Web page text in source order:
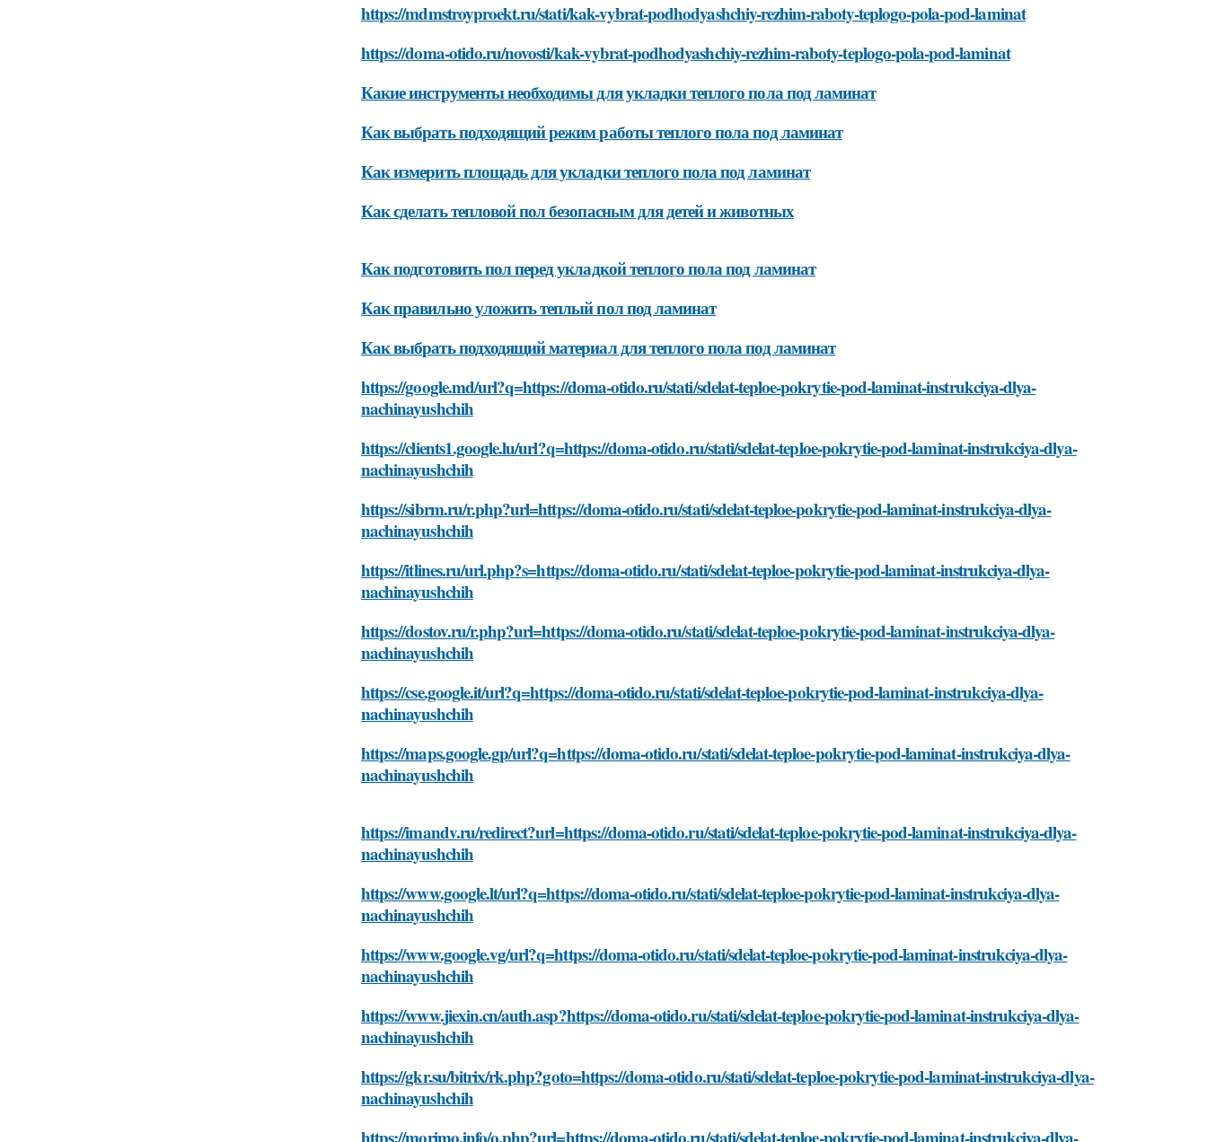
https://mdmstroyproekt.ru/stati/kak-vybrat-podhodyashchiy-rezhim-raboty-teplogo-pola-pod-laminat
https://doma-otido.ru/novosti/kak-vybrat-podhodyashchiy-rezhim-raboty-teplogo-pola-pod-laminat
Какие инструменты необходимы для укладки теплого пола под ламинат
Как выбрать подходящий режим работы теплого пола под ламинат
Как измерить площадь для укладки теплого пола под ламинат
Как сделать тепловой пол безопасным для детей и животных
Как подготовить пол перед укладкой теплого пола под ламинат
Как правильно уложить теплый пол под ламинат
Как выбрать подходящий материал для теплого пола под ламинат
https://google.md/url?q=https://doma-otido.ru/stati/sdelat-teploe-pokrytie-pod-laminat-instrukciya-dlya-
nachinayushchih
https://clients1.google.lu/url?q=https://doma-otido.ru/stati/sdelat-teploe-pokrytie-pod-laminat-instrukciya-dlya-
nachinayushchih
https://sibrm.ru/r.php?url=https://doma-otido.ru/stati/sdelat-teploe-pokrytie-pod-laminat-instrukciya-dlya-
nachinayushchih
https://itlines.ru/url.php?s=https://doma-otido.ru/stati/sdelat-teploe-pokrytie-pod-laminat-instrukciya-dlya-
nachinayushchih
https://dostov.ru/r.php?url=https://doma-otido.ru/stati/sdelat-teploe-pokrytie-pod-laminat-instrukciya-dlya-
nachinayushchih
https://cse.google.it/url?q=https://doma-otido.ru/stati/sdelat-teploe-pokrytie-pod-laminat-instrukciya-dlya-
nachinayushchih
https://maps.google.gp/url?q=https://doma-otido.ru/stati/sdelat-teploe-pokrytie-pod-laminat-instrukciya-dlya-
nachinayushchih
https://imandv.ru/redirect?url=https://doma-otido.ru/stati/sdelat-teploe-pokrytie-pod-laminat-instrukciya-dlya-
nachinayushchih
https://www.google.lt/url?q=https://doma-otido.ru/stati/sdelat-teploe-pokrytie-pod-laminat-instrukciya-dlya-
nachinayushchih
https://www.google.vg/url?q=https://doma-otido.ru/stati/sdelat-teploe-pokrytie-pod-laminat-instrukciya-dlya-
nachinayushchih
https://www.jiexin.cn/auth.asp?https://doma-otido.ru/stati/sdelat-teploe-pokrytie-pod-laminat-instrukciya-dlya-
nachinayushchih
https://gkr.su/bitrix/rk.php?goto=https://doma-otido.ru/stati/sdelat-teploe-pokrytie-pod-laminat-instrukciya-dlya-
nachinayushchih
https://morimo.info/o.php?url=https://doma-otido.ru/stati/sdelat-teploe-pokrytie-pod-laminat-instrukciya-dlya-